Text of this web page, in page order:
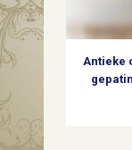
Antieke